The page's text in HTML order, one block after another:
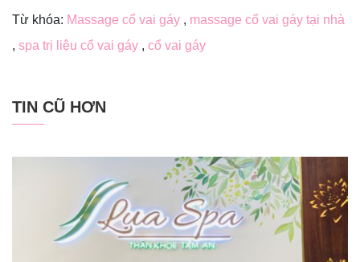
Từ khóa: Massage cổ vai gáy , massage cổ vai gáy tại nhà
, spa trị liệu cổ vai gáy , cổ vai gáy
TIN CŨ HƠN